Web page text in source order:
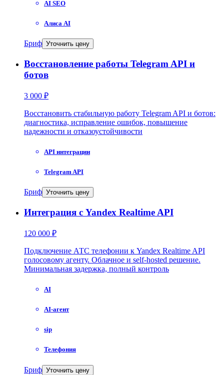
AI SEO
Алиса AI
Бриф Уточнить цену
Восстановление работы Telegram API и
ботов
3 000 ₽
Восстановить стабильную работу Telegram API и ботов:
диагностика, исправление ошибок, повышение
надежности и отказоустойчивости
API интеграции
Telegram API
Бриф Уточнить цену
Интеграция с Yandex Realtime API
120 000 ₽
Подключение АТС телефонии к Yandex Realtime API
голосовому агенту. Облачное и self-hosted решение.
Минимальная задержка, полный контроль
AI
AI-агент
sip
Телефония
Бриф Уточнить цену